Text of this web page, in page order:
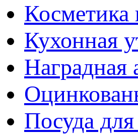
Кухонная
Наградная
Посуда